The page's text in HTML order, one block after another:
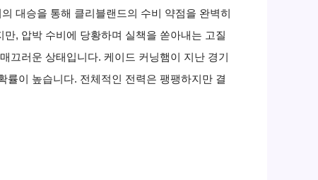
대승을 통해 클리블랜드의 수비 약점을 완벽히
, 압박 수비에 당황하며 실책을 쏟아내는 고질
끄러운 상태입니다. 케이드 커닝햄이 지난 경기
률이 높습니다. 전체적인 전력은 팽팽하지만 결